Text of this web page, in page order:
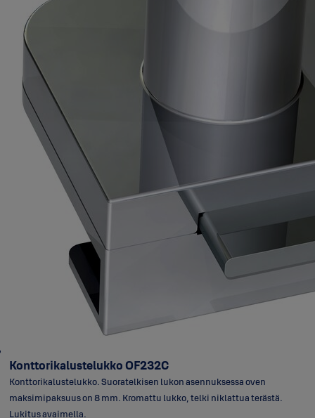
Konttorikalustelukko OF232C
Konttorikalustelukko. Suoratelkisen lukon asennuksessa oven
maksimipaksuus on 8 mm. Kromattu lukko, telki niklattua terästä.
Lukitus avaimella.